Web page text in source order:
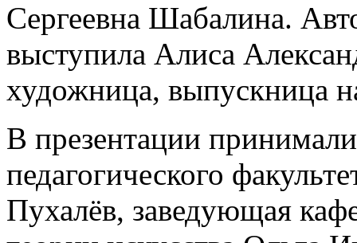
Сергеевна Шабалина.
выступила Алиса
художница, выпускница
В презентации
педагогического
Пухалёв, заведующая